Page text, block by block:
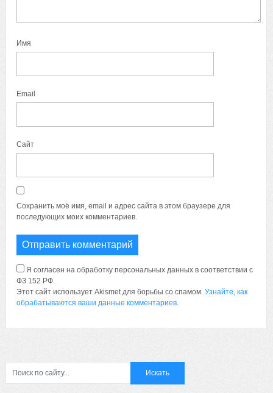
Имя
Email
Сайт
Сохранить моё имя, email и адрес сайта в этом браузере для
последующих моих комментариев.
Я согласен на обработку персональных данных в соответствии с
ФЗ 152 РФ.
Этот сайт использует Akismet для борьбы со спамом.Узнайте, как
обрабатываются ваши данные комментариев.